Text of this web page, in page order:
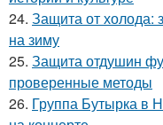
24. Защита от холода:
на зиму
25. Защита отдушин
проверенные методы
26. Группа Бутырка в